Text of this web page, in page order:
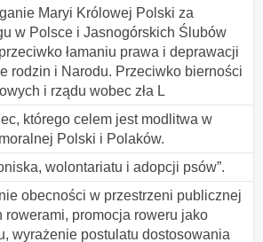
Maryi Królowej Polski za
w Polsce i Jasnogórskich Ślubów
łamaniu prawa i deprawacji
rodzin i Narodu. Przeciwko bierności
i rządu wobec zła L
którego celem jest modlitwa w
Polski i Polaków.
wolontariatu i adopcji psów”.
obecności w przestrzeni publicznej
rowerami, promocja roweru jako
wyrażenie postulatu dostosowania